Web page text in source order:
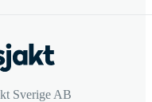
Sverige AB